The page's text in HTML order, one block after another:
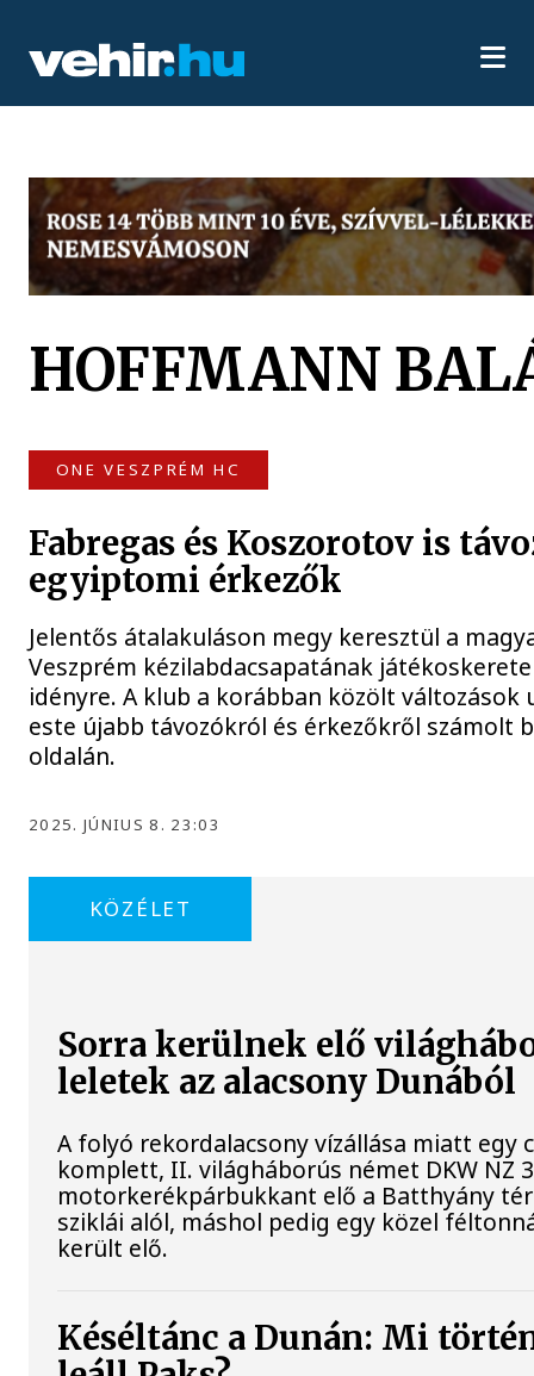
HOFFMANN
ONE VESZPRÉM HC
Fabregas és Koszorotov is
egyiptomi érkezők
Jelentős átalakuláson megy keresztül a
Veszprém kézilabdacsapatának
idényre. A klub a korábban közölt változások
este újabb távozókról és érkezőkről számolt
oldalán.
2025. JÚNIUS 8. 23:03
KÖZÉLET
Sorra kerülnek elő
leletek az alacsony Dunából
A folyó rekordalacsony vízállása miatt egy
komplett, II. világháborús német DKW NZ
motorkerékpárbukkant elő a Batthyány
sziklái alól, máshol pedig egy közel
került elő.
Késéltánc a Dunán: Mi